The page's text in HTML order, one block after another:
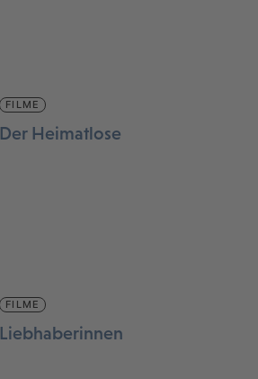
FILME
Der Heimatlose
FILME
Liebhaberinnen